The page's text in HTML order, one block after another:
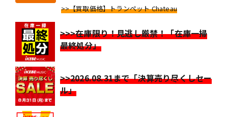
>>【買取価格】トランペット Chateau
>>>在庫限り！見逃し厳禁！「在庫一掃
最終処分」
>>2026.08.31まで「決算売り尽くしセー
ル」